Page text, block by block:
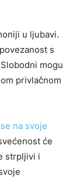
u ljubavi.
s
mogu
privlačnom
na svoje
će
strpljivi i